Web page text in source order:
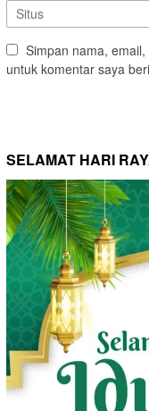
Simpan nama,
untuk komentar saya
SELAMAT HARI